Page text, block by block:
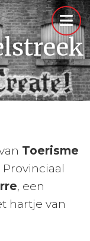
Toerisme
, een
hartje van